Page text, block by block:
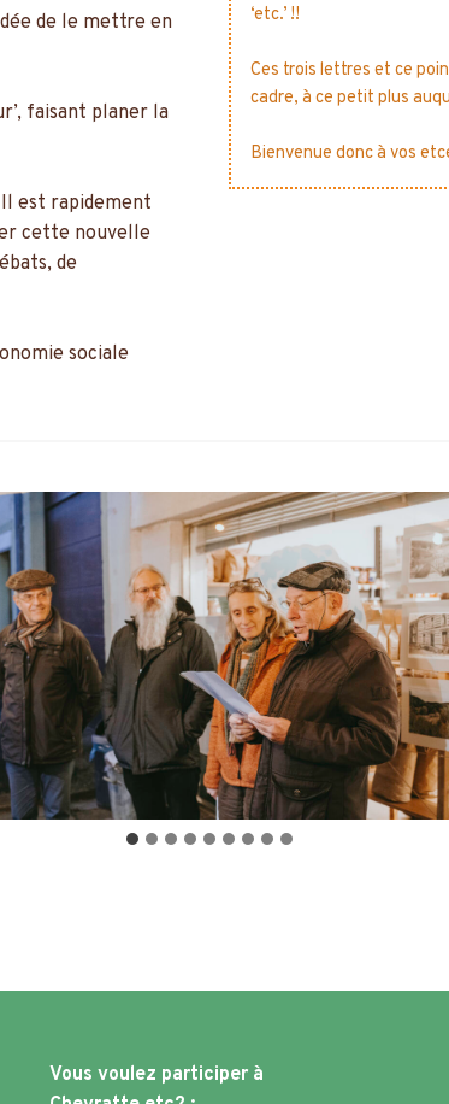
de le mettre en
faisant planer la
est rapidement
cette nouvelle
de
sociale
‘etc.’ !!
Ces trois lettres et ce
cadre, à ce petit plus
Bienvenue donc à vos
Vous voulez participer à